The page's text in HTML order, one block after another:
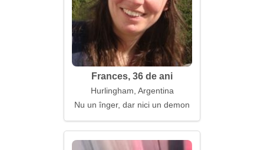
Frances, 36 de ani
Hurlingham, Argentina
Nu un înger, dar nici un demon